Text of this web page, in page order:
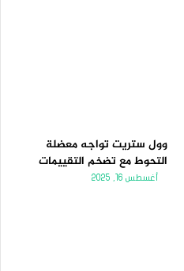
وول ستريت تواجه معضلة
التحوط مع تضخم التقييمات
أغسطس 16, 2025